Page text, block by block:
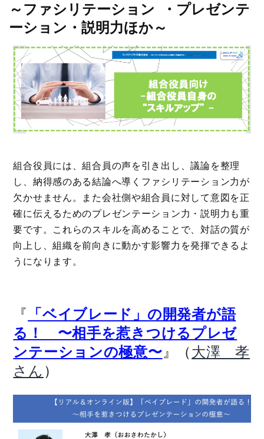
～ファシリテーション ・プレゼンテ
ーション・説明力ほか～
組合役員には、組合員の声を引き出し、議論を整理
し、納得感のある結論へ導くファシリテーション力が
欠かせません。また会社側や組合員に対して意図を正
確に伝えるためのプレゼンテーション力・説明力も重
要です。これらのスキルを高めることで、対話の質が
向上し、組織を前向きに動かす影響力を発揮できるよ
うになります。
『
「ベイブレード」の開発者が語
る！ 〜相手を惹きつけるプレゼ
ンテーションの極意〜 』（大澤 孝
さん ）